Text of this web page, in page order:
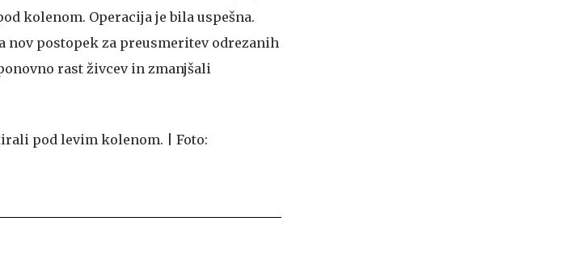
kolenom. Operacija je bila uspešna.
postopek za preusmeritev odrezanih
rast živcev in zmanjšali